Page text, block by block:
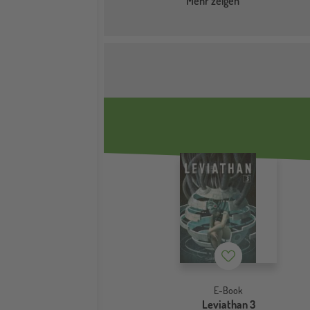
Merkzettel
E-Book
Leviathan 3